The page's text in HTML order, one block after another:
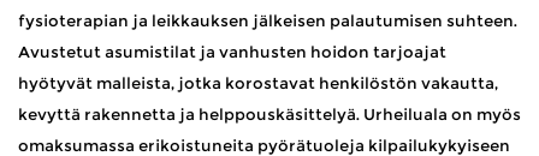
fysioterapian ja leikkauksen jälkeisen palautumisen suhteen.
Avustetut asumistilat ja vanhusten hoidon tarjoajat
hyötyvät malleista, jotka korostavat henkilöstön vakautta,
kevyttä rakennetta ja helppouskäsittelyä. Urheiluala on myös
omaksumassa erikoistuneita pyörätuoleja kilpailukykyiseen